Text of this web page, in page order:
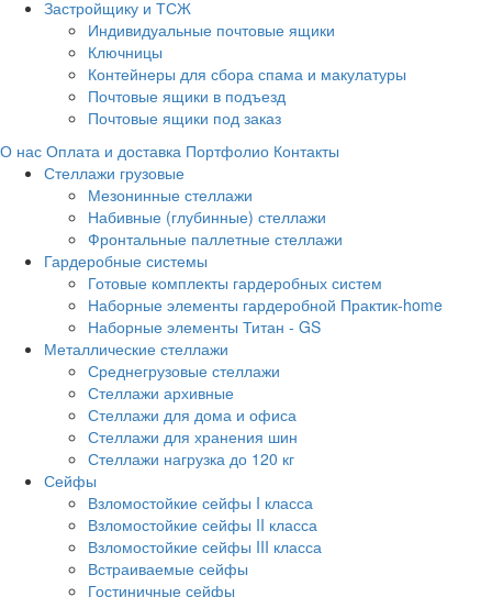
Застройщику и ТСЖ
Индивидуальные почтовые ящики
Ключницы
Контейнеры для сбора спама и макулатуры
Почтовые ящики в подъезд
Почтовые ящики под заказ
О нас Оплата и доставка Портфолио Контакты
Стеллажи грузовые
Мезонинные стеллажи
Набивные (глубинные) стеллажи
Фронтальные паллетные стеллажи
Гардеробные системы
Готовые комплекты гардеробных систем
Наборные элементы гардеробной Практик-home
Наборные элементы Титан - GS
Металлические стеллажи
Среднегрузовые стеллажи
Стеллажи архивные
Стеллажи для дома и офиса
Стеллажи для хранения шин
Стеллажи нагрузка до 120 кг
Сейфы
Взломостойкие сейфы I класса
Взломостойкие сейфы II класса
Взломостойкие сейфы III класса
Встраиваемые сейфы
Гостиничные сейфы